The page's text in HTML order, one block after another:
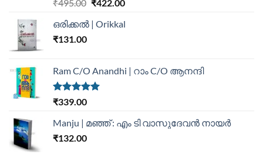
₹495.00 ₹422.00
ഒരിക്കൽ | Orikkal
₹131.00
Ram C/O Anandhi | റാം C/O ആനന്ദി
Rated5.00
₹339.00
Manju | മഞ്ഞ് : എം ടി വാസുദേവന്‍ നായര്‍
₹132.00